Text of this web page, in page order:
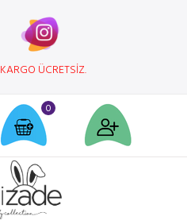
KARGO ÜCRETSİZ.
0